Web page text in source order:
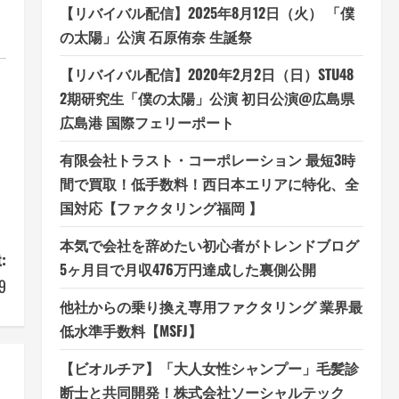
【リバイバル配信】2025年8月12日（火） 「僕
の太陽」公演 石原侑奈 生誕祭
【リバイバル配信】2020年2月2日（日）STU48
2期研究生「僕の太陽」公演 初日公演@広島県
広島港 国際フェリーポート
有限会社トラスト・コーポレーション 最短3時
間で買取！低手数料！西日本エリアに特化、全
国対応【ファクタリング福岡 】
本気で会社を辞めたい初心者がトレンドブログ
5ヶ月目で月収476万円達成した裏側公開
他社からの乗り換え専用ファクタリング 業界最
低水準手数料【MSFJ】
【ビオルチア】「大人女性シャンプー」毛髪診
断士と共同開発！株式会社ソーシャルテック